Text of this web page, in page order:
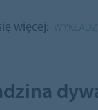
więcej: